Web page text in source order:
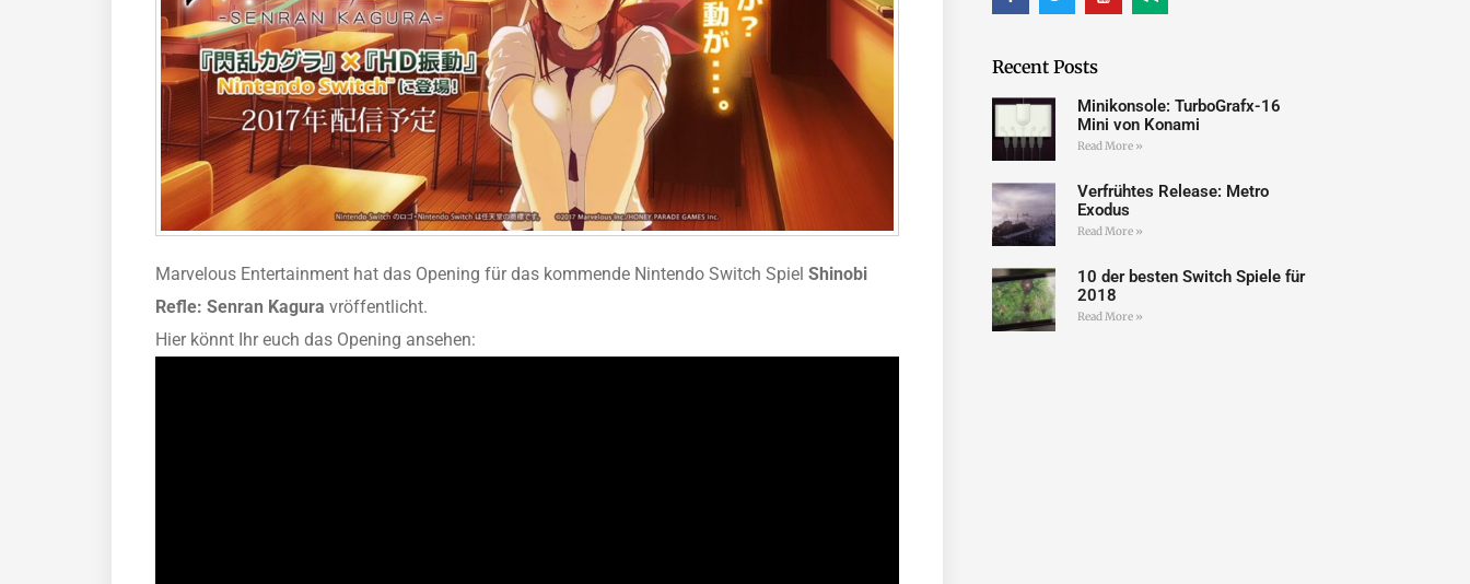
Marvelous Entertainment hat das Opening für das kommende Nintendo Switch Spiel Shinobi
Refle: Senran Kagura vröffentlicht.
Hier könnt Ihr euch das Opening ansehen:
Recent Posts
Minikonsole: TurboGrafx-16
Mini von Konami
Read More »
Verfrühtes Release: Metro
Exodus
Read More »
10 der besten Switch Spiele für
2018
Read More »